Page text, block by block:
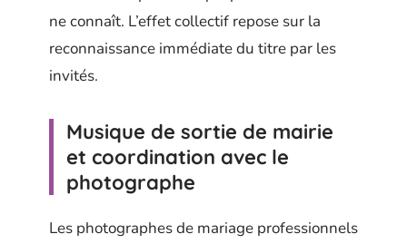
ne connaît. L’effet collectif repose sur la
reconnaissance immédiate du titre par les
invités.
Musique de sortie de mairie
et coordination avec le
photographe
Les photographes de mariage professionnels